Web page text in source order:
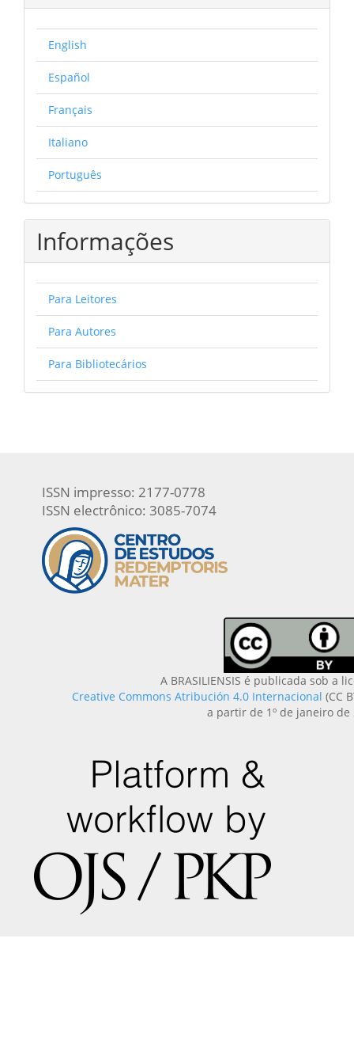
English
Español
Français
Italiano
Português
Informações
Para Leitores
Para Autores
Para Bibliotecários
ISSN impresso: 2177-0778
ISSN electrônico: 3085-7074
A BRASILIENSIS é publicada sob a
Creative Commons Atribución 4.0 Internacional (CC
a partir de 1º de janeiro de